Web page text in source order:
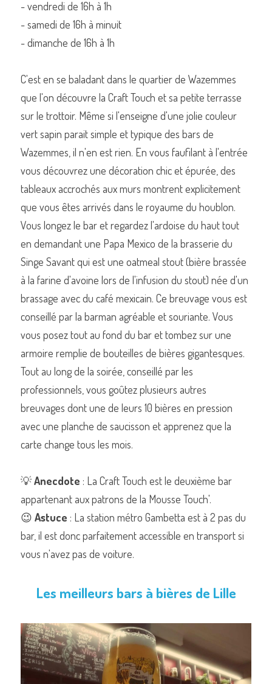
- vendredi de 16h à 1h
- samedi de 16h à minuit
- dimanche de 16h à 1h
C'est en se baladant dans le quartier de Wazemmes
que l'on découvre la Craft Touch et sa petite terrasse
sur le trottoir. Même si l'enseigne d'une jolie couleur
vert sapin parait simple et typique des bars de
Wazemmes, il n'en est rien. En vous faufilant à l'entrée
vous découvrez une décoration chic et épurée, des
tableaux accrochés aux murs montrent explicitement
que vous êtes arrivés dans le royaume du houblon.
Vous longez le bar et regardez l'ardoise du haut tout
en demandant une Papa Mexico de la brasserie du
Singe Savant qui est une oatmeal stout (bière brassée
à la farine d'avoine lors de l'infusion du stout) née d'un
brassage avec du café mexicain. Ce breuvage vous est
conseillé par la barman agréable et souriante. Vous
vous posez tout au fond du bar et tombez sur une
armoire remplie de bouteilles de bières gigantesques.
Tout au long de la soirée, conseillé par les
professionnels, vous goûtez plusieurs autres
breuvages dont une de leurs 10 bières en pression
avec une planche de saucisson et apprenez que la
carte change tous les mois.
💡 Anecdote : La Craft Touch est le deuxième bar
appartenant aux patrons de la Mousse Touch'.
😉 Astuce : La station métro Gambetta est à 2 pas du
bar, il est donc parfaitement accessible en transport si
vous n'avez pas de voiture.
Les meilleurs bars à bières de Lille